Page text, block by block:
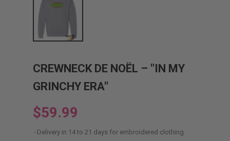
CREWNECK DE NOËL – "IN MY
GRINCHY ERA"
$59.99
Delivery in 14 to 21 days for embroidered clothing